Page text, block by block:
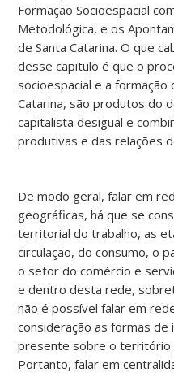
Formação Socioespacial
Metodológica, e os
de Santa Catarina. O que
desse capitulo é que o
socioespacial e a formação
Catarina, são produtos do
capitalista desigual e
produtivas e das relações
De modo geral, falar em
geográficas, há que se
territorial do trabalho, as
circulação, do consumo, o
o setor do comércio e
e dentro desta rede,
não é possível falar em
consideração as formas de
presente sobre o território
Portanto, falar em